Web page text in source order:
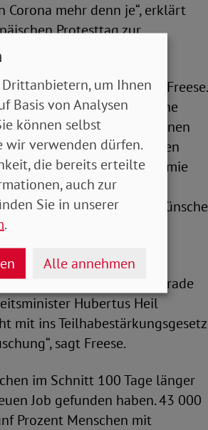
mehr denn je“, erklärt
Protesttag zur
5. Mai.
SoVD-Jugend, Sebastian Freese.
Jugendlichen mit und ohne
werden. Die vergangenen
dass wir als SoVD jungen
dass die Corona-Pandemie
gespart wird. Gerade die
schleppend voran. Hier wünsche
sich Freese mehr
diesbezüglich gerade
Hubertus Heil
mit ins Teilhabestärkungsgesetz
sagt Freese.
im Schnitt 100 Tage länger
Job gefunden haben. 43 000
Prozent Menschen mit
um Ihnen
Basis von Analysen
können selbst
wir verwenden dürfen.
die bereits erteilte
auch zur
Sie in unserer
.
Alle annehmen